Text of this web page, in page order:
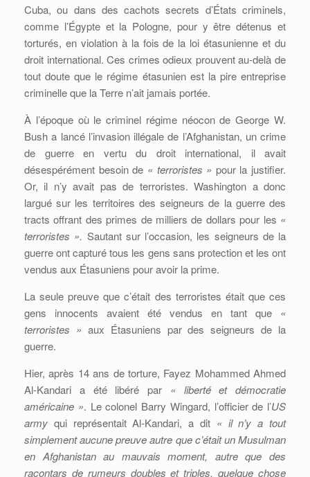
Cuba, ou dans des cachots secrets d’États criminels,
comme l’Égypte et la Pologne, pour y être détenus et
torturés, en violation à la fois de la loi étasunienne et du
droit international. Ces crimes odieux prouvent au-delà de
tout doute que le régime étasunien est la pire entreprise
criminelle que la Terre n’ait jamais portée.
À l’époque où le criminel régime néocon de George W.
Bush a lancé l’invasion illégale de l’Afghanistan, un crime
de guerre en vertu du droit international, il avait
désespérément besoin de « terroristes » pour la justifier.
Or, il n’y avait pas de terroristes. Washington a donc
largué sur les territoires des seigneurs de la guerre des
tracts offrant des primes de milliers de dollars pour les «
terroristes ». Sautant sur l’occasion, les seigneurs de la
guerre ont capturé tous les gens sans protection et les ont
vendus aux Étasuniens pour avoir la prime.
La seule preuve que c’était des terroristes était que ces
gens innocents avaient été vendus en tant que «
terroristes » aux Étasuniens par des seigneurs de la
guerre.
Hier, après 14 ans de torture, Fayez Mohammed Ahmed
Al-Kandari a été libéré par « liberté et démocratie
américaine ». Le colonel Barry Wingard, l’officier de l’US
army qui représentait Al-Kandari, a dit « il n’y a tout
simplement aucune preuve autre que c’était un Musulman
en Afghanistan au mauvais moment, autre que des
racontars de rumeurs doubles et triples, quelque chose